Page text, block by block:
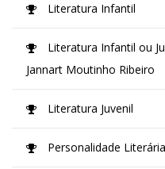
Literatura Infantil
Literatura Infantil ou
Jannart Moutinho Ribeiro
Literatura Juvenil
Personalidade